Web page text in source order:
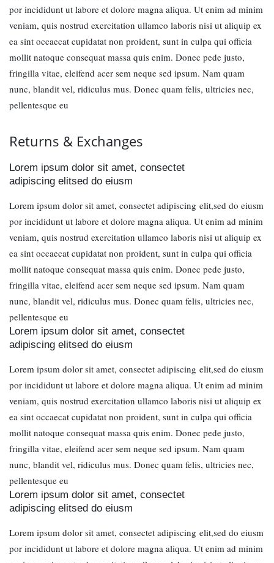
por incididunt ut labore et dolore magna aliqua. Ut enim ad minim
veniam, quis nostrud exercitation ullamco laboris nisi ut aliquip ex
ea sint occaecat cupidatat non proident, sunt in culpa qui officia
mollit natoque consequat massa quis enim. Donec pede justo,
fringilla vitae, eleifend acer sem neque sed ipsum. Nam quam
nunc, blandit vel, ridiculus mus. Donec quam felis, ultricies nec,
pellentesque eu
Returns & Exchanges
Lorem ipsum dolor sit amet, consectet
adipiscing elitsed do eiusm
Lorem ipsum dolor sit amet, consectet adipiscing elit,sed do eiusm
por incididunt ut labore et dolore magna aliqua. Ut enim ad minim
veniam, quis nostrud exercitation ullamco laboris nisi ut aliquip ex
ea sint occaecat cupidatat non proident, sunt in culpa qui officia
mollit natoque consequat massa quis enim. Donec pede justo,
fringilla vitae, eleifend acer sem neque sed ipsum. Nam quam
nunc, blandit vel, ridiculus mus. Donec quam felis, ultricies nec,
pellentesque eu
Lorem ipsum dolor sit amet, consectet
adipiscing elitsed do eiusm
Lorem ipsum dolor sit amet, consectet adipiscing elit,sed do eiusm
por incididunt ut labore et dolore magna aliqua. Ut enim ad minim
veniam, quis nostrud exercitation ullamco laboris nisi ut aliquip ex
ea sint occaecat cupidatat non proident, sunt in culpa qui officia
mollit natoque consequat massa quis enim. Donec pede justo,
fringilla vitae, eleifend acer sem neque sed ipsum. Nam quam
nunc, blandit vel, ridiculus mus. Donec quam felis, ultricies nec,
pellentesque eu
Lorem ipsum dolor sit amet, consectet
adipiscing elitsed do eiusm
Lorem ipsum dolor sit amet, consectet adipiscing elit,sed do eiusm
por incididunt ut labore et dolore magna aliqua. Ut enim ad minim